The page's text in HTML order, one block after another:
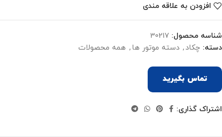
افزودن به علاقه مندی
شناسه محصول: 30217
دسته: چکاد, دسته موتور ها, همه محصولات
تماس بگیرید
اشتراک گذاری: